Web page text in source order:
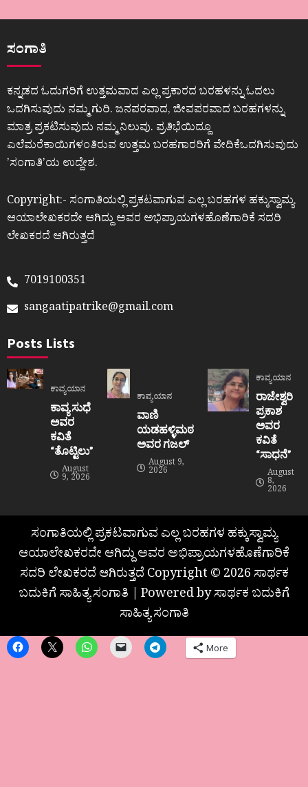
ಸಂಗಾತಿ
ಕನ್ನಡದ ಓದುಗರಿಗೆ ಉತ್ತಮವಾದ ಎಲ್ಲ ಪ್ರಕಾರದ ಬರಹಳನ್ನು ಓದಲು
ಒದಗಿಸುವುದು ನಮ್ಮ ಗುರಿ. ಜನಪರವಾದ, ಜೀವಪರವಾದ ಬರಹಗಳನ್ನು
ಮಾತ್ರ ಪ್ರಕಟಿಸುವುದು ನಮ್ಮ ನಿಲುವು. ಪ್ರತಿಭೆಯಿದ್ದೂ
ಎಲೆಮರೆಕಾಯಿಗಳಂತಿರುವ ಉತ್ತಮ ಬರಹಗಾರರಿಗೆ ವೇದಿಕೆಒದಗಿಸುವುದು
ʼಸಂಗಾತಿʼಯ ಉದ್ದೇಶ.
Copyright:- ಸಂಗಾತಿಯಲ್ಲಿ ಪ್ರಕಟವಾಗುವ ಎಲ್ಲ ಬರಹಗಳ ಹಕ್ಕುಸ್ವಾಮ್ಯ
ಆಯಾಲೇಖಕರದೇ ಆಗಿದ್ದು ಅವರ ಅಭಿಪ್ರಾಯಗಳಹೊಣೆಗಾರಿಕೆ ಸದರಿ
ಲೇಖಕರದೆ ಆಗಿರುತ್ತದೆ
7019100351
sangaatipatrike@gmail.com
Posts Lists
ಕಾವ್ಯಯಾನ
ಕಾವ್ಯ ಸುಧೆ
ಅವರ
ಕವಿತೆ
“ತೊಟ್ಟಿಲು”
August
9, 2026
ಕಾವ್ಯಯಾನ
ವಾಣಿ
ಯಡಹಳ್ಳಿಮಠ
ಅವರ ಗಜಲ್
August 9,
2026
ಕಾವ್ಯಯಾನ
ರಾಜೇಶ್ವರಿ
ಪ್ರಕಾಶ
ಅವರ
ಕವಿತೆ
“ಸಾಧನೆ”
August
8,
2026
ಸಂಗಾತಿಯಲ್ಲಿ ಪ್ರಕಟವಾಗುವ ಎಲ್ಲ ಬರಹಗಳ ಹಕ್ಕುಸ್ವಾಮ್ಯ
ಆಯಾಲೇಖಕರದೇ ಆಗಿದ್ದು ಅವರ ಅಭಿಪ್ರಾಯಗಳಹೊಣೆಗಾರಿಕೆ
ಸದರಿ ಲೇಖಕರದೆ ಆಗಿರುತ್ತದೆ Copyright © 2026 ಸಾರ್ಥಕ
ಬದುಕಿಗೆ ಸಾಹಿತ್ಯ ಸಂಗಾತಿ | Powered by ಸಾರ್ಥಕ ಬದುಕಿಗೆ
ಸಾಹಿತ್ಯ ಸಂಗಾತಿ
More